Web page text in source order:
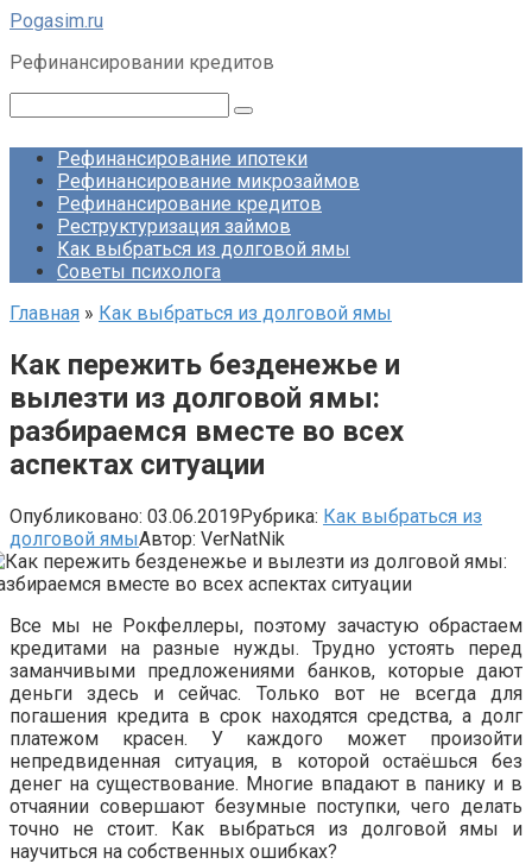
Перейти
контенту
Pogasim.ru
Рефинансировании кредитов
Рефинансирование ипотеки
Рефинансирование микрозаймов
Рефинансирование кредитов
Реструктуризация займов
Как выбраться из долговой ямы
Советы психолога
Главная » Как выбраться из долговой ямы
Как пережить безденежье и
вылезти из долговой ямы:
разбираемся вместе во всех
аспектах ситуации
Опубликовано: 03.06.2019Рубрика: Как выбраться из
долговой ямыАвтор: VerNatNik
Все мы не Рокфеллеры, поэтому зачастую обрастаем
кредитами на разные нужды. Трудно устоять перед
заманчивыми предложениями банков, которые дают
деньги здесь и сейчас. Только вот не всегда для
погашения кредита в срок находятся средства, а долг
платежом красен. У каждого может произойти
непредвиденная ситуация, в которой остаёшься без
денег на существование. Многие впадают в панику и в
отчаянии совершают безумные поступки, чего делать
точно не стоит. Как выбраться из долговой ямы и
научиться на собственных ошибках?